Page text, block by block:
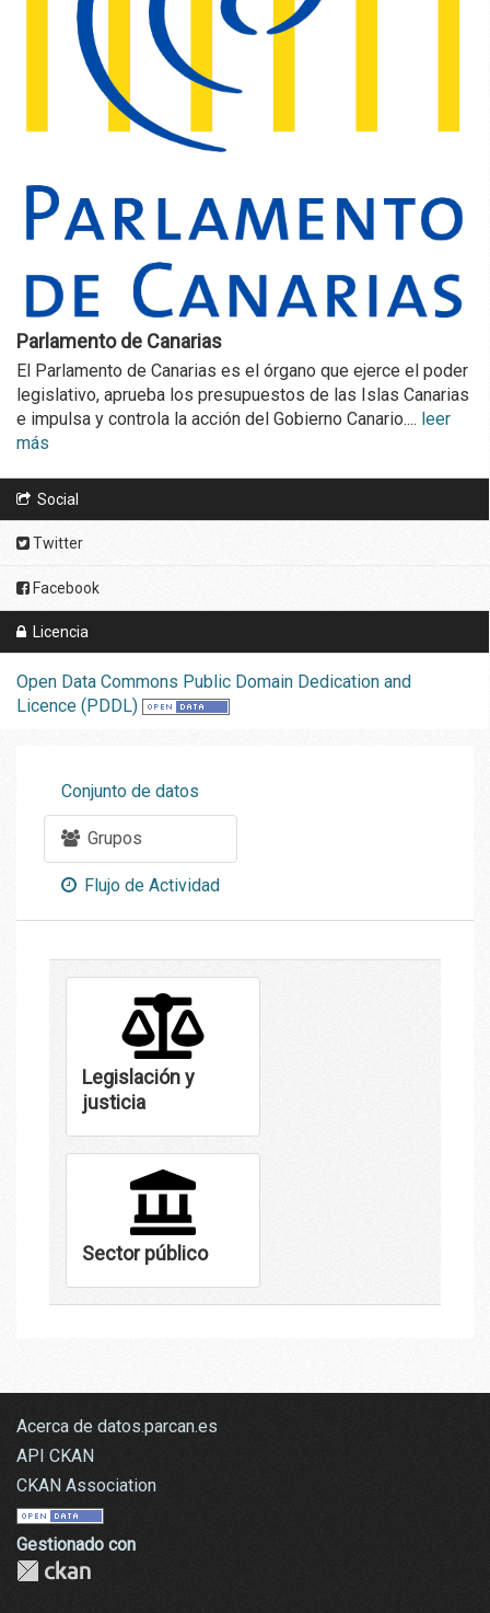
Parlamento de Canarias
El Parlamento de Canarias es el órgano que ejerce el poder
legislativo, aprueba los presupuestos de las Islas Canarias
e impulsa y controla la acción del Gobierno Canario.... leer
más
Social
Twitter
Facebook
Licencia
Open Data Commons Public Domain Dedication and
Licence (PDDL)
Conjunto de datos
Grupos
Flujo de Actividad
Legislación y
justicia
Sector público
Acerca de datos.parcan.es
API CKAN
CKAN Association
Gestionado con